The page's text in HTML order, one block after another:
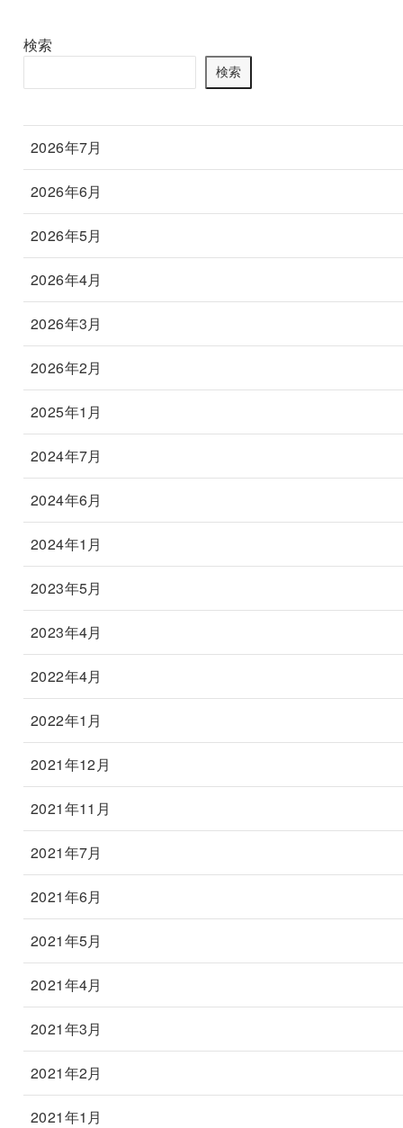
検索
検索
2026年7月
2026年6月
2026年5月
2026年4月
2026年3月
2026年2月
2025年1月
2024年7月
2024年6月
2024年1月
2023年5月
2023年4月
2022年4月
2022年1月
2021年12月
2021年11月
2021年7月
2021年6月
2021年5月
2021年4月
2021年3月
2021年2月
2021年1月